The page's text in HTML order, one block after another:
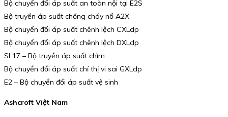
Bộ chuyển đổi áp suất an toàn nội tại E2S
Bộ truyền áp suất chống cháy nổ A2X
Bộ chuyển đổi áp suất chênh lệch CXLdp
Bộ chuyển đổi áp suất chênh lệch DXLdp
SL17 – Bộ truyền áp suất chìm
Bộ chuyển đổi áp suất chỉ thị vi sai GXLdp
E2 – Bộ chuyển đổi áp suất vệ sinh
Ashcroft Việt Nam